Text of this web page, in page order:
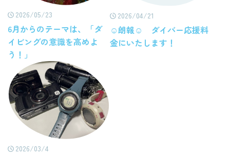
2026/05/23
6月からのテーマは、「ダ
イビングの意識を高めよ
う！」
2026/04/21
☺朗報☺ ダイバー応援料
金にいたします！
2026/03/4